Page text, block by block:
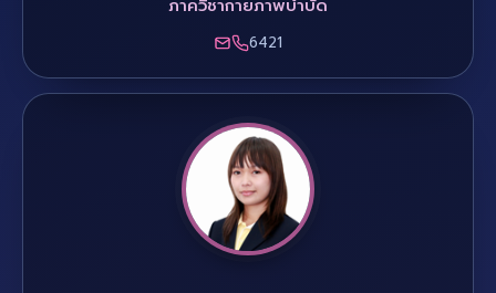
ภาควิชากายภาพบำบัด
6421